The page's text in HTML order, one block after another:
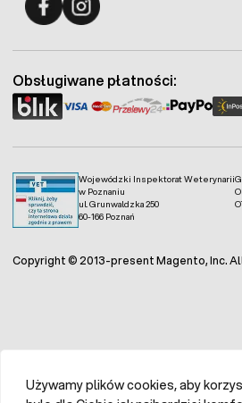
Wojewódzki Inspektorat Weterynarii
w Poznaniu
ul. Grunwaldzka 250
60-166 Poznań
Obsługiwane płatności:
Copyright © 2013-present Magento, Inc.
Używamy plików cookies, aby